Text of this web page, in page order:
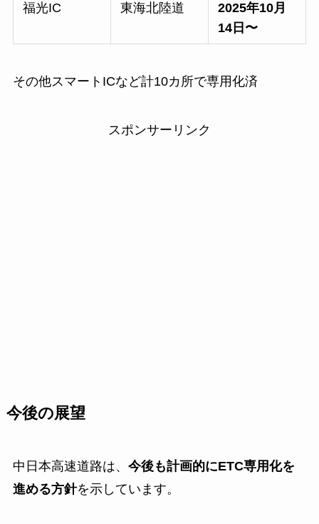
福光IC 東海北陸道
2025年10月
14日〜
その他スマートICなど計10カ所で専用化済
スポンサーリンク
今後の展望
中日本高速道路は、 今後も計画的にETC専用化を
進める方針を示しています。